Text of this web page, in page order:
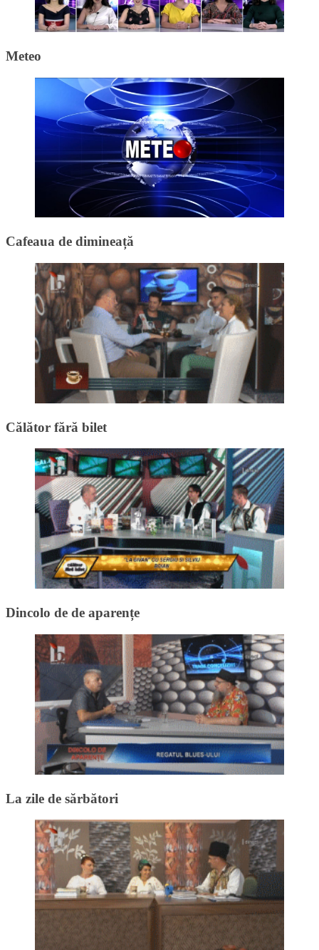
Meteo
Cafeaua de dimineață
Călător fără bilet
Dincolo de de aparențe
La zile de sărbători